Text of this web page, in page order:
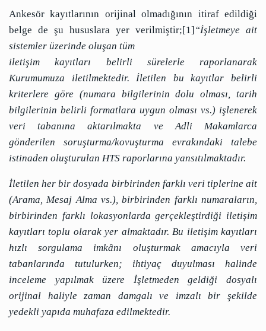
Ankesör kayıtlarının orijinal olmadığının itiraf edildiği
belge de şu hususlara yer verilmiştir;[1]“İşletmeye ait
sistemler üzerinde oluşan tüm
iletişim kayıtları belirli sürelerle raporlanarak
Kurumumuza iletilmektedir. İletilen bu kayıtlar belirli
kriterlere göre (numara bilgilerinin dolu olması, tarih
bilgilerinin belirli formatlara uygun olması vs.) işlenerek
veri tabanına aktarılmakta ve Adli Makamlarca
gönderilen soruşturma/kovuşturma evrakındaki talebe
istinaden oluşturulan HTS raporlarına yansıtılmaktadır.
İletilen her bir dosyada birbirinden farklı veri tiplerine ait
(Arama, Mesaj Alma vs.), birbirinden farklı numaraların,
birbirinden farklı lokasyonlarda gerçekleştirdiği iletişim
kayıtları toplu olarak yer almaktadır. Bu iletişim kayıtları
hızlı sorgulama imkânı oluşturmak amacıyla veri
tabanlarında tutulurken; ihtiyaç duyulması halinde
inceleme yapılmak üzere İşletmeden geldiği dosyalı
orijinal haliyle zaman damgalı ve imzalı bir şekilde
yedekli yapıda muhafaza edilmektedir.